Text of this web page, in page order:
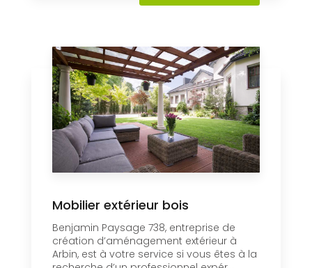
Mobilier extérieur bois
Benjamin Paysage 738, entreprise de
création d’aménagement extérieur à
Arbin, est à votre service si vous êtes à la